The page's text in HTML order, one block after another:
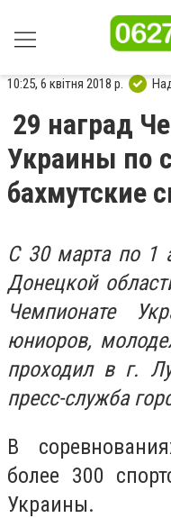
10:25, 6 квітня 2018 р.
29 наград
Украины по
бахмутские
С 30 марта по 1
Донецкой
Чемпионате
юниоров,
проходил в г.
пресс-служба
В
более 300
Украины.